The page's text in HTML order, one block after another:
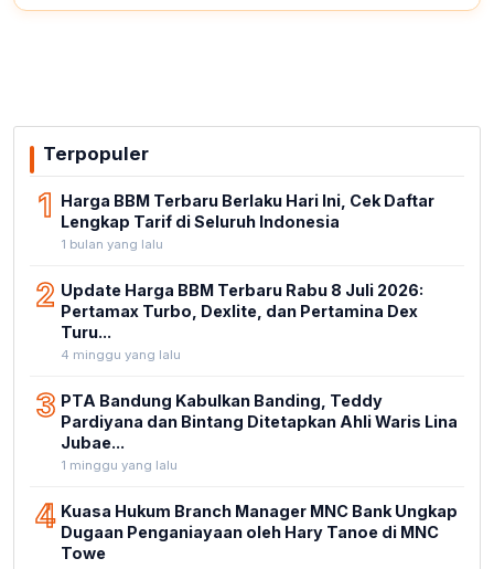
Terpopuler
1 Harga BBM Terbaru Berlaku Hari Ini, Cek Daftar
Lengkap Tarif di Seluruh Indonesia
1 bulan yang lalu
2 Update Harga BBM Terbaru Rabu 8 Juli 2026:
Pertamax Turbo, Dexlite, dan Pertamina Dex
Turu...
4 minggu yang lalu
3 PTA Bandung Kabulkan Banding, Teddy
Pardiyana dan Bintang Ditetapkan Ahli Waris Lina
Jubae...
1 minggu yang lalu
4 Kuasa Hukum Branch Manager MNC Bank Ungkap
Dugaan Penganiayaan oleh Hary Tanoe di MNC
Towe